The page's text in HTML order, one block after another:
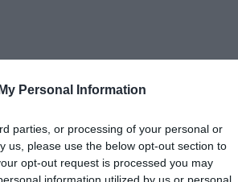
Personal Information
parties, or processing of your personal or
us, please use the below opt-out section to
opt-out request is processed you may
information utilized by us or personal